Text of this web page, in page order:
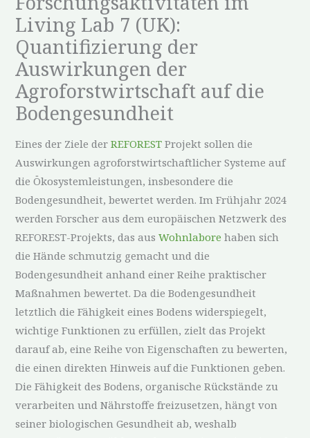
Living Lab 7 (UK):
Quantifizierung der
Auswirkungen der
Agroforstwirtschaft auf die
Bodengesundheit
Eines der Ziele derREFOREST Projekt sollen die
Auswirkungen agroforstwirtschaftlicher Systeme auf
die Ökosystemleistungen, insbesondere die
Bodengesundheit, bewertet werden. Im Frühjahr 2024
werden Forscher aus dem europäischen Netzwerk des
REFOREST-Projekts, das ausWohnlabore haben sich
die Hände schmutzig gemacht und die
Bodengesundheit anhand einer Reihe praktischer
Maßnahmen bewertet. Da die Bodengesundheit
letztlich die Fähigkeit eines Bodens widerspiegelt,
wichtige Funktionen zu erfüllen, zielt das Projekt
darauf ab, eine Reihe von Eigenschaften zu bewerten,
die einen direkten Hinweis auf die Funktionen geben.
Die Fähigkeit des Bodens, organische Rückstände zu
verarbeiten und Nährstoffe freizusetzen, hängt von
seiner biologischen Gesundheit ab, weshalb